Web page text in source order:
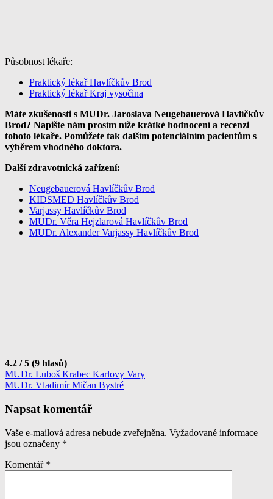
Působnost lékaře:
Praktický lékař Havlíčkův Brod
Praktický lékař Kraj vysočina
Máte zkušenosti s MUDr. Jaroslava Neugebauerová Havlíčkův
Brod? Napište nám prosím níže krátké hodnocení a recenzi
tohoto lékaře. Pomůžete tak dalším potenciálním pacientům s
výběrem vhodného doktora.
Další zdravotnická zařízení:
Neugebauerová Havlíčkův Brod
KIDSMED Havlíčkův Brod
Varjassy Havlíčkův Brod
MUDr. Věra Hejzlarová Havlíčkův Brod
MUDr. Alexander Varjassy Havlíčkův Brod
4.2 / 5 (9 hlasů)
Navigace
pro
příspěvek
MUDr. Luboš Krabec Karlovy Vary
MUDr. Vladimír Mičan Bystré
Napsat komentář
Vaše e-mailová adresa nebude zveřejněna. Vyžadované informace
jsou označeny *
Komentář *